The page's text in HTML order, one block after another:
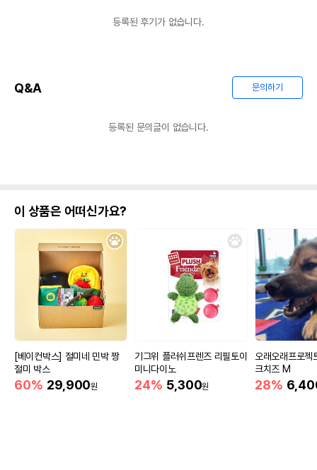
등록된 후기가 없습니다.
Q&A 문의하기
등록된 문의글이 없습니다.
이 상품은 어떠신가요?
[베이컨박스] 절미네 민박 짱
절미 박스
60% 29,900원
기그위 플러쉬프렌즈 리필토이
미니다이노
24% 5,300원
오래오래프로젝
크치즈 M
28%